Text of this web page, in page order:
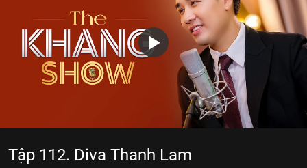
Tập 112. Diva Thanh Lam